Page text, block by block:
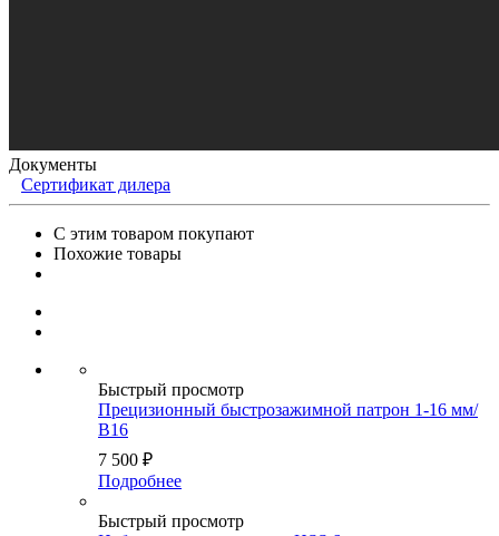
Документы
Сертификат дилера
С этим товаром покупают
Похожие товары
Быстрый просмотр
Прецизионный быстрозажимной патрон 1-16 мм/
В16
7 500 ₽
Подробнее
Быстрый просмотр